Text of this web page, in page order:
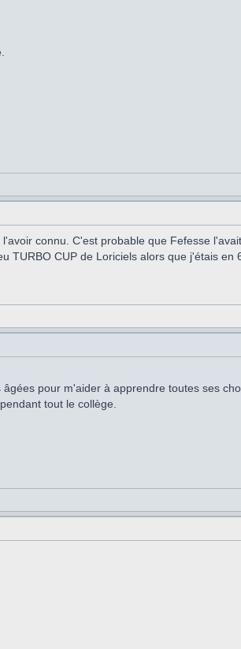
connu. C'est probable que Fefesse
CUP de Loriciels alors que j'étais en
pour m'aider à apprendre toutes ses
tout le collège.